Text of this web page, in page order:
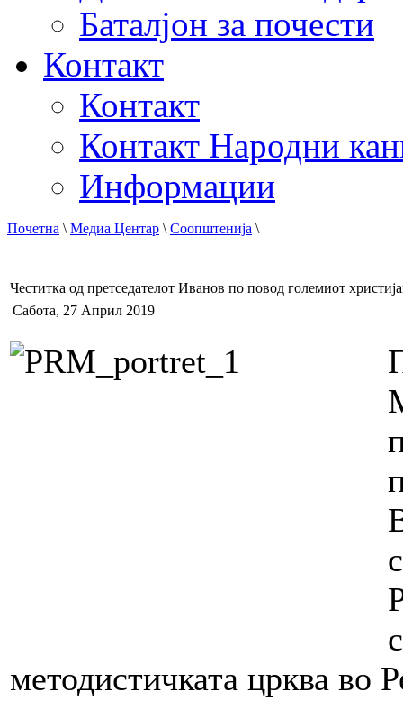
Баталјон за почести
Контакт
Контакт
Контакт Народни
Информации
Почетна \Медиа Центар \Соопштенија \
Честитка од претседателот Иванов по повод големиот
Сабота, 27 Април 2019
методистичката црква во